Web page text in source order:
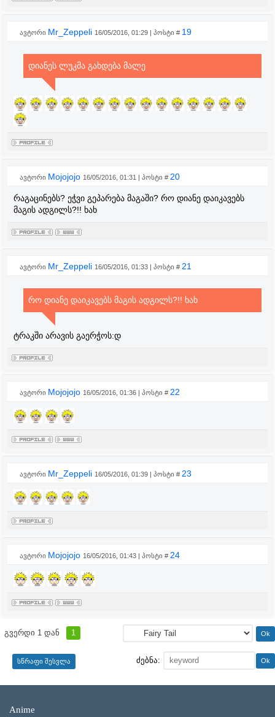
ავტორი Mr_Zeppeli 16/05/2016, 01:29 | პოსტი # 19
დიანეს ლუკმა გახდება მალე
ავტორი Mojojojo 16/05/2016, 01:31 | პოსტი # 20
რაგაცინებს? ეჭვი გეპარება მაგაში? რო დიანე დაიკავებს
მაგის ადგილს?!! ხახ
ავტორი Mr_Zeppeli 16/05/2016, 01:33 | პოსტი # 21
რო დიანე დაიკავებს მაგის ადგილს?!! ხახ
ტრაკში არავის გაერჭოს:დ
ავტორი Mojojojo 16/05/2016, 01:36 | პოსტი # 22
ავტორი Mr_Zeppeli 16/05/2016, 01:39 | პოსტი # 23
ავტორი Mojojojo 16/05/2016, 01:43 | პოსტი # 24
გვერდი 1 დან 1
ძებნა:
Anime